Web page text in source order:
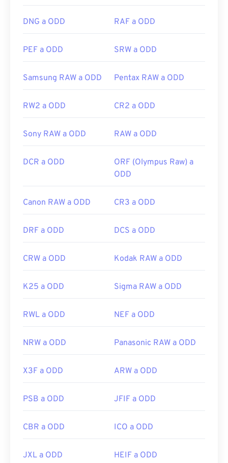
DNG a ODD RAF a ODD
PEF a ODD SRW a ODD
Samsung RAW a ODD Pentax RAW a ODD
RW2 a ODD CR2 a ODD
Sony RAW a ODD RAW a ODD
DCR a ODD
ORF (Olympus Raw) a
ODD
Canon RAW a ODD CR3 a ODD
DRF a ODD DCS a ODD
CRW a ODD Kodak RAW a ODD
K25 a ODD Sigma RAW a ODD
RWL a ODD NEF a ODD
NRW a ODD Panasonic RAW a ODD
X3F a ODD ARW a ODD
PSB a ODD JFIF a ODD
CBR a ODD ICO a ODD
JXL a ODD HEIF a ODD